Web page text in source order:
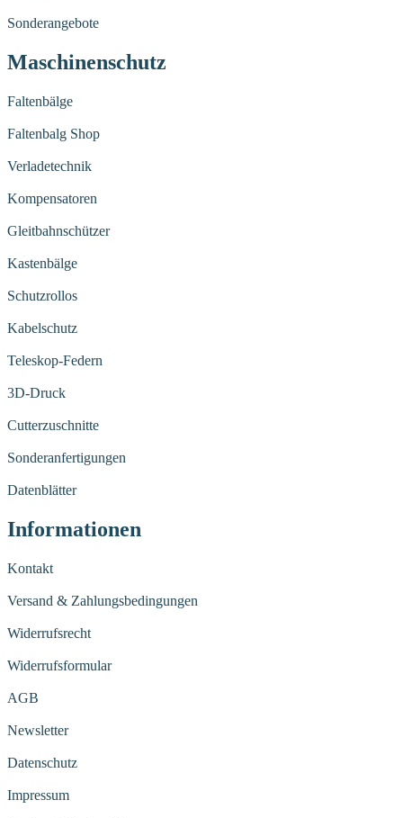
Sonderangebote
Maschinenschutz
Faltenbälge
Faltenbalg Shop
Verladetechnik
Kompensatoren
Gleitbahnschützer
Kastenbälge
Schutzrollos
Kabelschutz
Teleskop-Federn
3D-Druck
Cutterzuschnitte
Sonderanfertigungen
Datenblätter
Informationen
Kontakt
Versand & Zahlungsbedingungen
Widerrufsrecht
Widerrufsformular
AGB
Newsletter
Datenschutz
Impressum